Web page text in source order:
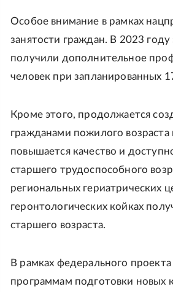
Особое внимание в рамках
занятости граждан. В 2023
получили дополнительное
человек при запланированных
Кроме этого, продолжается
гражданами пожилого
повышается качество и
старшего трудоспособного
региональных гериатрических
геронтологических койках
старшего возраста.
В рамках федерального
программам подготовки новых